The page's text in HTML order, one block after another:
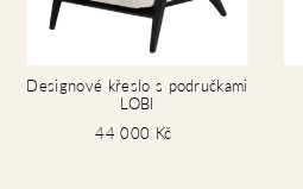
Designové křeslo s područkami
LOBI
44 000 Kč